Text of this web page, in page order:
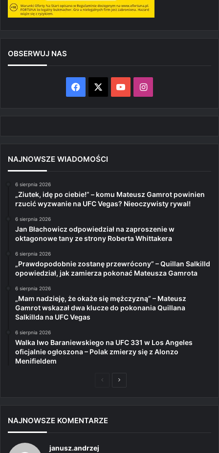
OBSERWUJ NAS
Facebook YouTubeInstagram
NAJNOWSZE WIADOMOŚCI
6 sierpnia 2026
„Ziutek, idę po ciebie!” – komu Mateusz Gamrot powinien
rzucić wyzwanie na UFC Vegas? Nieoczywisty rywal!
6 sierpnia 2026
Jan Błachowicz odpowiedział na zaproszenie w
oktagonowe tany ze strony Roberta Whittakera
6 sierpnia 2026
„Prawdopodobnie zostanę przewrócony” – Quillan Salkilld
opowiedział, jak zamierza pokonać Mateusza Gamrota
6 sierpnia 2026
„Mam nadzieję, że okaże się mężczyzną” – Mateusz
Gamrot wskazał dwa klucze do pokonania Quillana
Salkillda na UFC Vegas
6 sierpnia 2026
Walka Iwo Baraniewskiego na UFC 331 w Los Angeles
oficjalnie ogłoszona – Polak zmierzy się z Alonzo
Menifieldem
PoprzedniaNastępna
NAJNOWSZE KOMENTARZE
janusz.andrzej